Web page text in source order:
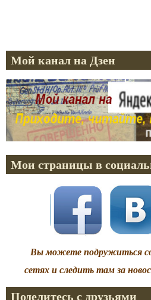
Мой канал на Дзен
Мои страницы в
Вы можете подружиться
сетях и следить там за
Поделитесь с друзьями